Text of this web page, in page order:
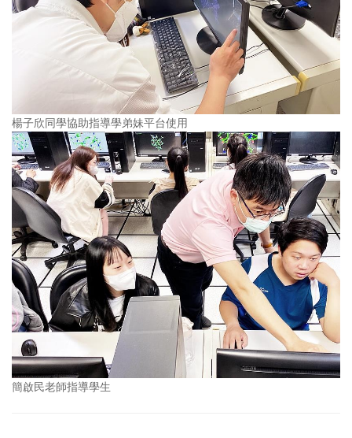
楊子欣同學協助指導學弟妹平台使用
簡啟民老師指導學生